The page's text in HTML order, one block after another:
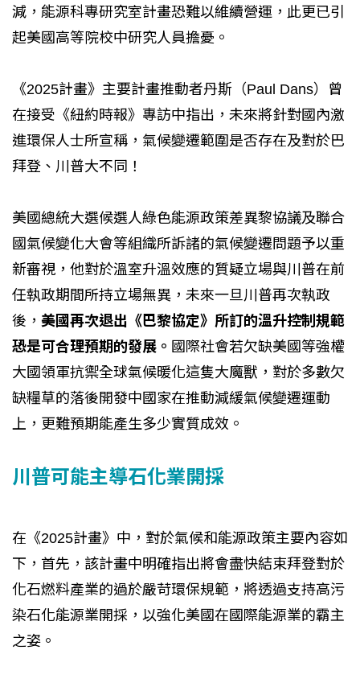
減，能源科專研究室計畫恐難以維續營運，此更已引
起美國高等院校中研究人員擔憂。
《2025計畫》主要計畫推動者丹斯（Paul Dans）曾
在接受《紐約時報》專訪中指出，未來將針對國內激
進環保人士所宣稱，氣候變遷範圍是否存在及對於巴
拜登、川普大不同！
美國總統大選候選人綠色能源政策差異黎協議及聯合
國氣候變化大會等組織所訴諸的氣候變遷問題予以重
新審視，他對於溫室升溫效應的質疑立場與川普在前
任執政期間所持立場無異，未來一旦川普再次執政
後， 美國再次退出《巴黎協定》所訂的溫升控制規範
恐是可合理預期的發展。 國際社會若欠缺美國等強權
大國領軍抗禦全球氣候暖化這隻大魔獸，對於多數欠
缺糧草的落後開發中國家在推動減緩氣候變遷運動
上，更難預期能產生多少實質成效。
川普可能主導石化業開採
在《2025計畫》中，對於氣候和能源政策主要內容如
下，首先，該計畫中明確指出將會盡快結束拜登對於
化石燃料產業的過於嚴苛環保規範，將透過支持高污
染石化能源業開採，以強化美國在國際能源業的霸主
之姿。